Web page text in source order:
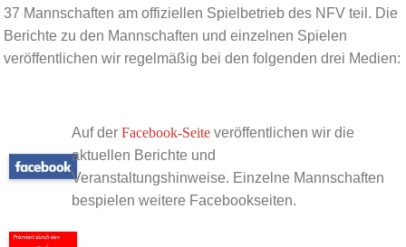
37 Mannschaften am offiziellen Spielbetrieb des NFV teil. Die
Berichte zu den Mannschaften und einzelnen Spielen
veröffentlichen wir regelmäßig bei den folgenden drei Medien:
Auf der Facebook-Seite veröffentlichen wir die
aktuellen Berichte und
Veranstaltungshinweise. Einzelne Mannschaften
bespielen weitere Facebookseiten.